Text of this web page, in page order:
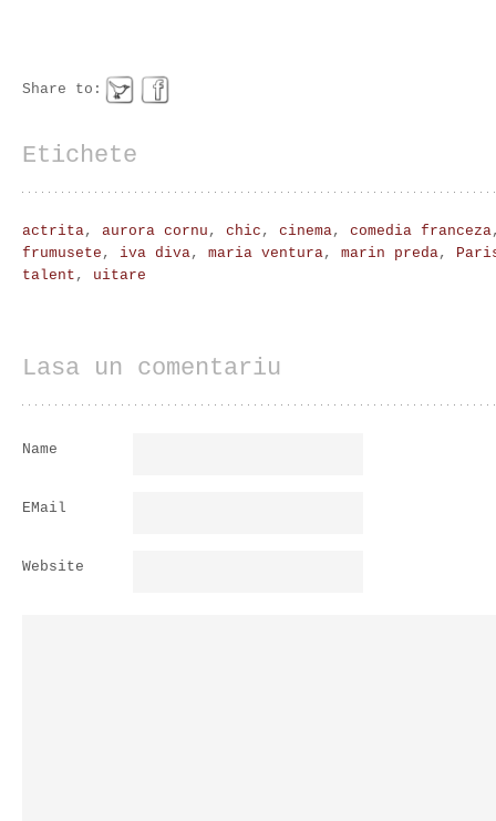
Share to:
Etichete
actrita, aurora cornu , chic , cinema, comedia franceza
frumusete , iva diva, maria ventura, marin preda,
talent , uitare
Lasa un comentariu
Name
EMail
Website